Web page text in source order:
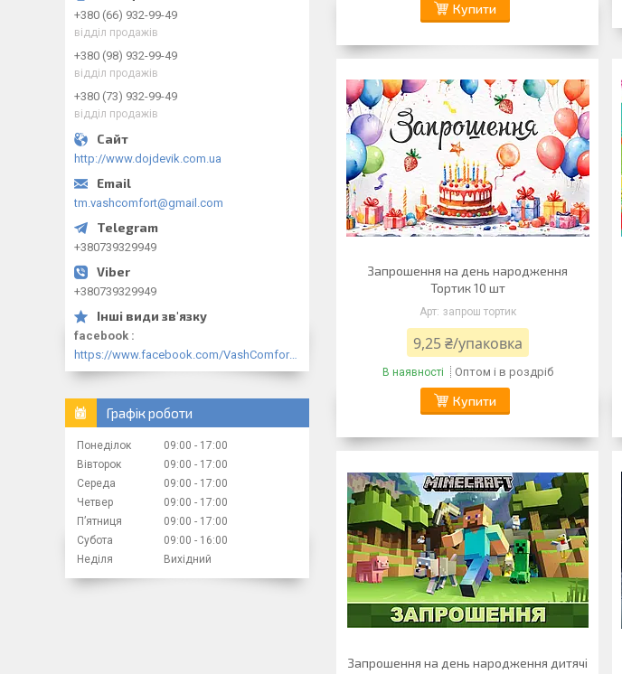
Купити
Запрошення на день народження
Тортик 10 шт
запрош тортик
9,25 ₴/упаковка
В наявності Оптом і в роздріб
Купити
Запрошення на день народження дитячі
+380 (66) 932-99-49
відділ продажів
+380 (98) 932-99-49
відділ продажів
+380 (73) 932-99-49
відділ продажів
http://www.dojdevik.com.ua
tm.vashcomfort@gmail.com
+380739329949
+380739329949
facebook
https://www.facebook.com/VashComfort.ua/
Графік роботи
Понеділок 09:00
17:00
Вівторок
09:00
17:00
Середа
09:00
17:00
Четвер
09:00
17:00
Пʼятниця
09:00
17:00
Субота
09:00
16:00
Неділя
Вихідний